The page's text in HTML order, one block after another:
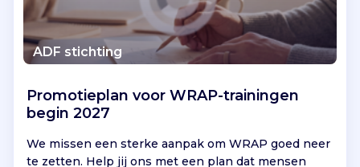
ADF stichting
Promotieplan voor WRAP-trainingen
begin 2027
We missen een sterke aanpak om WRAP goed neer
te zetten. Help jij ons met een plan dat mensen